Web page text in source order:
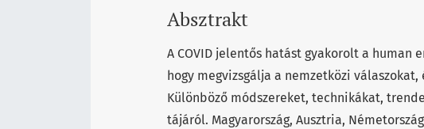
Absztrakt
A COVID jelentős hatást gyakorolt a human
hogy megvizsgálja a nemzetközi
Különböző módszereket, technikákat,
tájáról. Magyarország, Ausztria,